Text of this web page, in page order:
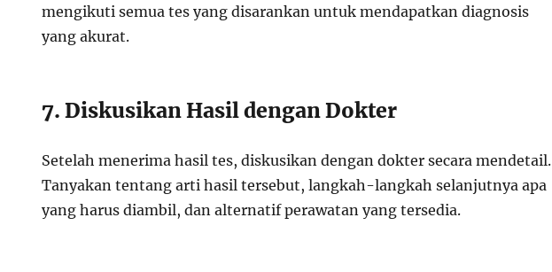
mengikuti semua tes yang disarankan untuk mendapatkan diagnosis
yang akurat.
7. Diskusikan Hasil dengan Dokter
Setelah menerima hasil tes, diskusikan dengan dokter secara mendetail.
Tanyakan tentang arti hasil tersebut, langkah-langkah selanjutnya apa
yang harus diambil, dan alternatif perawatan yang tersedia.